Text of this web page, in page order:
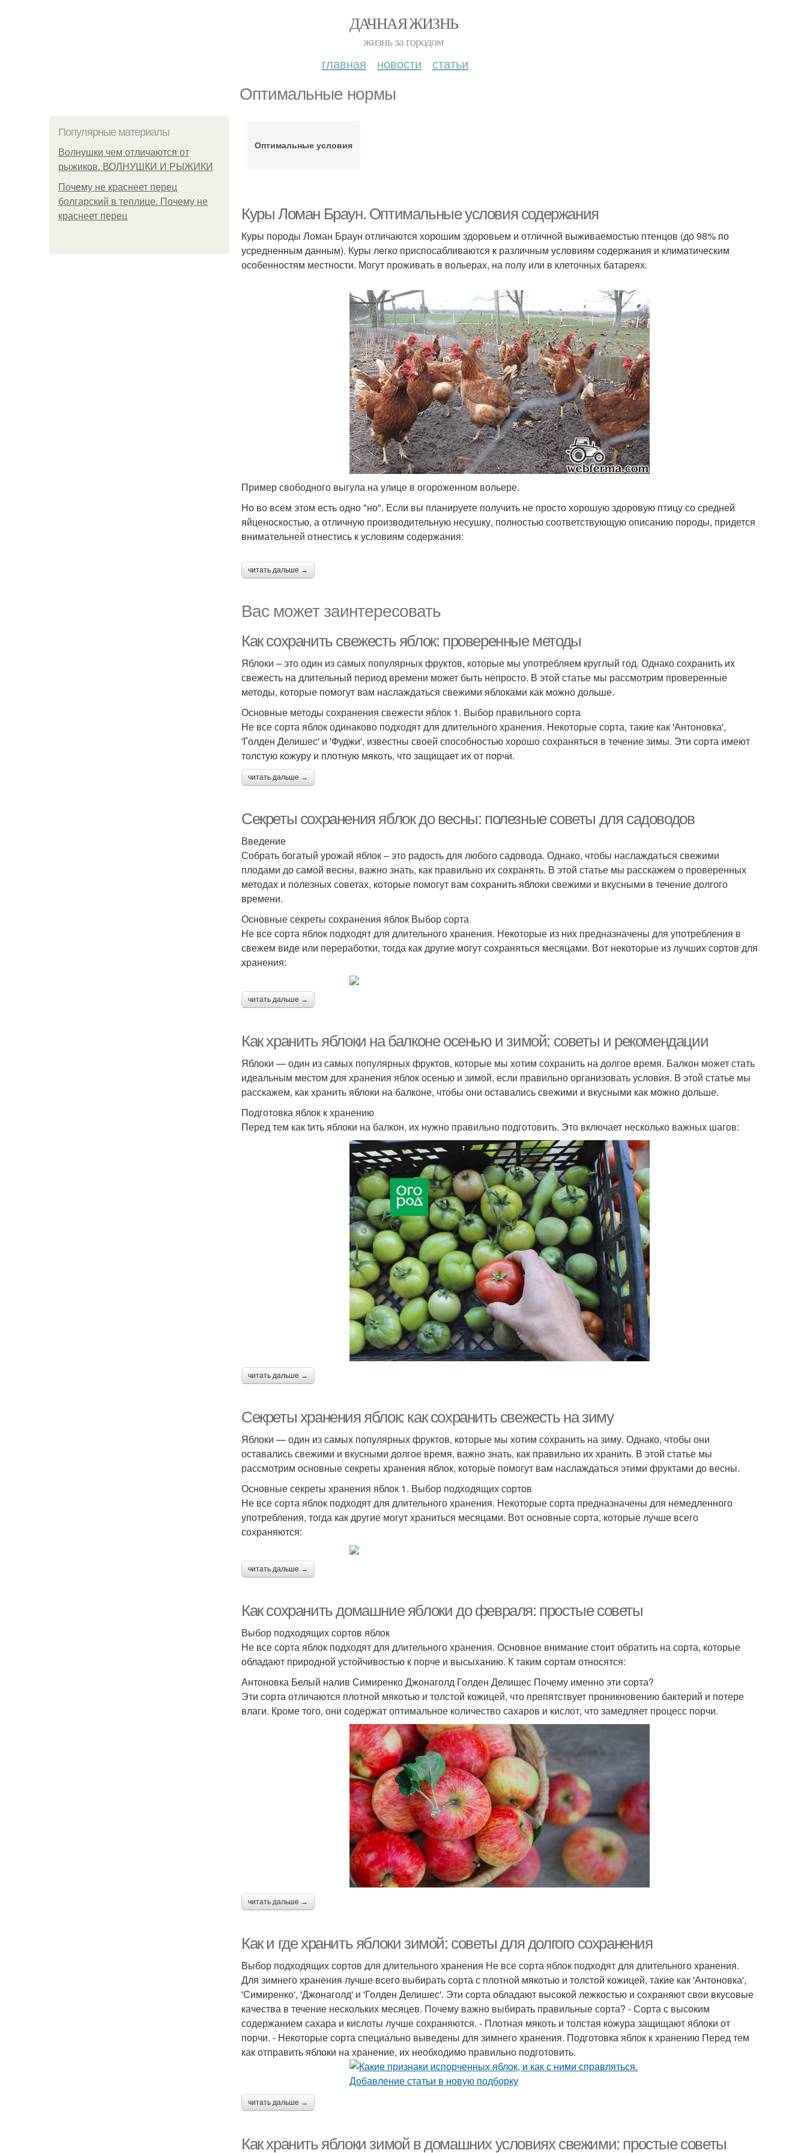
ДАЧНАЯ ЖИЗНЬ
жизнь за городом
главная новости статьи
Оптимальные нормы
Популярные материалы
Волнушки чем отличаются от
рыжиков. ВОЛНУШКИ И РЫЖИКИ
Почему не краснеет перец
болгарский в теплице. Почему не
краснеет перец
Оптимальные условия
Куры Ломан Браун. Оптимальные условия содержания
Куры породы Ломан Браун отличаются хорошим здоровьем и отличной выживаемостью птенцов (до 98% по
усредненным данным). Куры легко приспосабливаются к различным условиям содержания и климатическим
особенностям местности. Могут проживать в вольерах, на полу или в клеточных батареях.
Пример свободного выгула на улице в огороженном вольере.
Но во всем этом есть одно "но". Если вы планируете получить не просто хорошую здоровую птицу со средней
яйценоскостью, а отличную производительную несушку, полностью соответствующую описанию породы, придется
внимательней отнестись к условиям содержания:
читать дальше →
Вас может заинтересовать
Как сохранить свежесть яблок: проверенные методы
Яблоки – это один из самых популярных фруктов, которые мы употребляем круглый год. Однако сохранить их
свежесть на длительный период времени может быть непросто. В этой статье мы рассмотрим проверенные
методы, которые помогут вам наслаждаться свежими яблоками как можно дольше.
Основные методы сохранения свежести яблок 1. Выбор правильного сорта
Не все сорта яблок одинаково подходят для длительного хранения. Некоторые сорта, такие как 'Антоновка',
'Голден Делишес' и 'Фуджи', известны своей способностью хорошо сохраняться в течение зимы. Эти сорта имеют
толстую кожуру и плотную мякоть, что защищает их от порчи.
читать дальше →
Секреты сохранения яблок до весны: полезные советы для садоводов
Введение
Собрать богатый урожай яблок – это радость для любого садовода. Однако, чтобы наслаждаться свежими
плодами до самой весны, важно знать, как правильно их сохранять. В этой статье мы расскажем о проверенных
методах и полезных советах, которые помогут вам сохранить яблоки свежими и вкусными в течение долгого
времени.
Основные секреты сохранения яблок Выбор сорта
Не все сорта яблок подходят для длительного хранения. Некоторые из них предназначены для употребления в
свежем виде или переработки, тогда как другие могут сохраняться месяцами. Вот некоторые из лучших сортов для
хранения:
читать дальше →
Как хранить яблоки на балконе осенью и зимой: советы и рекомендации
Яблоки — один из самых популярных фруктов, которые мы хотим сохранить на долгое время. Балкон может стать
идеальным местом для хранения яблок осенью и зимой, если правильно организовать условия. В этой статье мы
расскажем, как хранить яблоки на балконе, чтобы они оставались свежими и вкусными как можно дольше.
Подготовка яблок к хранению
Перед тем как tить яблоки на балкон, их нужно правильно подготовить. Это включает несколько важных шагов:
читать дальше →
Секреты хранения яблок: как сохранить свежесть на зиму
Яблоки — один из самых популярных фруктов, которые мы хотим сохранить на зиму. Однако, чтобы они
оставались свежими и вкусными долгое время, важно знать, как правильно их хранить. В этой статье мы
рассмотрим основные секреты хранения яблок, которые помогут вам наслаждаться этими фруктами до весны.
Основные секреты хранения яблок 1. Выбор подходящих сортов
Не все сорта яблок подходят для длительного хранения. Некоторые сорта предназначены для немедленного
употребления, тогда как другие могут храниться месяцами. Вот основные сорта, которые лучше всего
сохраняются:
читать дальше →
Как сохранить домашние яблоки до февраля: простые советы
Выбор подходящих сортов яблок
Не все сорта яблок подходят для длительного хранения. Основное внимание стоит обратить на сорта, которые
обладают природной устойчивостью к порче и высыханию. К таким сортам относятся:
Антоновка Белый налив Симиренко Джонаголд Голден Делишес Почему именно эти сорта?
Эти сорта отличаются плотной мякотью и толстой кожицей, что препятствует проникновению бактерий и потере
влаги. Кроме того, они содержат оптимальное количество сахаров и кислот, что замедляет процесс порчи.
читать дальше →
Как и где хранить яблоки зимой: советы для долгого сохранения
Выбор подходящих сортов для длительного хранения Не все сорта яблок подходят для длительного хранения.
Для зимнего хранения лучше всего выбирать сорта с плотной мякотью и толстой кожицей, такие как 'Антоновка',
'Симиренко', 'Джонаголд' и 'Голден Делишес'. Эти сорта обладают высокой лежкостью и сохраняют свои вкусовые
качества в течение нескольких месяцев. Почему важно выбирать правильные сорта? - Сорта с высоким
содержанием сахара и кислоты лучше сохраняются. - Плотная мякоть и толстая кожура защищают яблоки от
порчи. - Некоторые сорта специально выведены для зимнего хранения. Подготовка яблок к хранению Перед тем
как отправить яблоки на хранение, их необходимо правильно подготовить.
читать дальше →
Как хранить яблоки зимой в домашних условиях свежими: простые советы